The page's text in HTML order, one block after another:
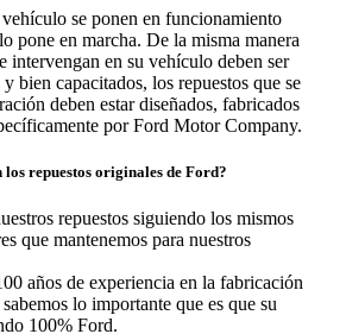
se ponen en funcionamiento
pone en marcha. De la misma manera
intervengan en su vehículo deben ser
bien capacitados, los repuestos que se
deben estar diseñados, fabricados
por Ford Motor Company.
los repuestos originales de Ford?
repuestos siguiendo los mismos
que mantenemos para nuestros
años de experiencia en la fabricación
lo importante que es que su
100% Ford.